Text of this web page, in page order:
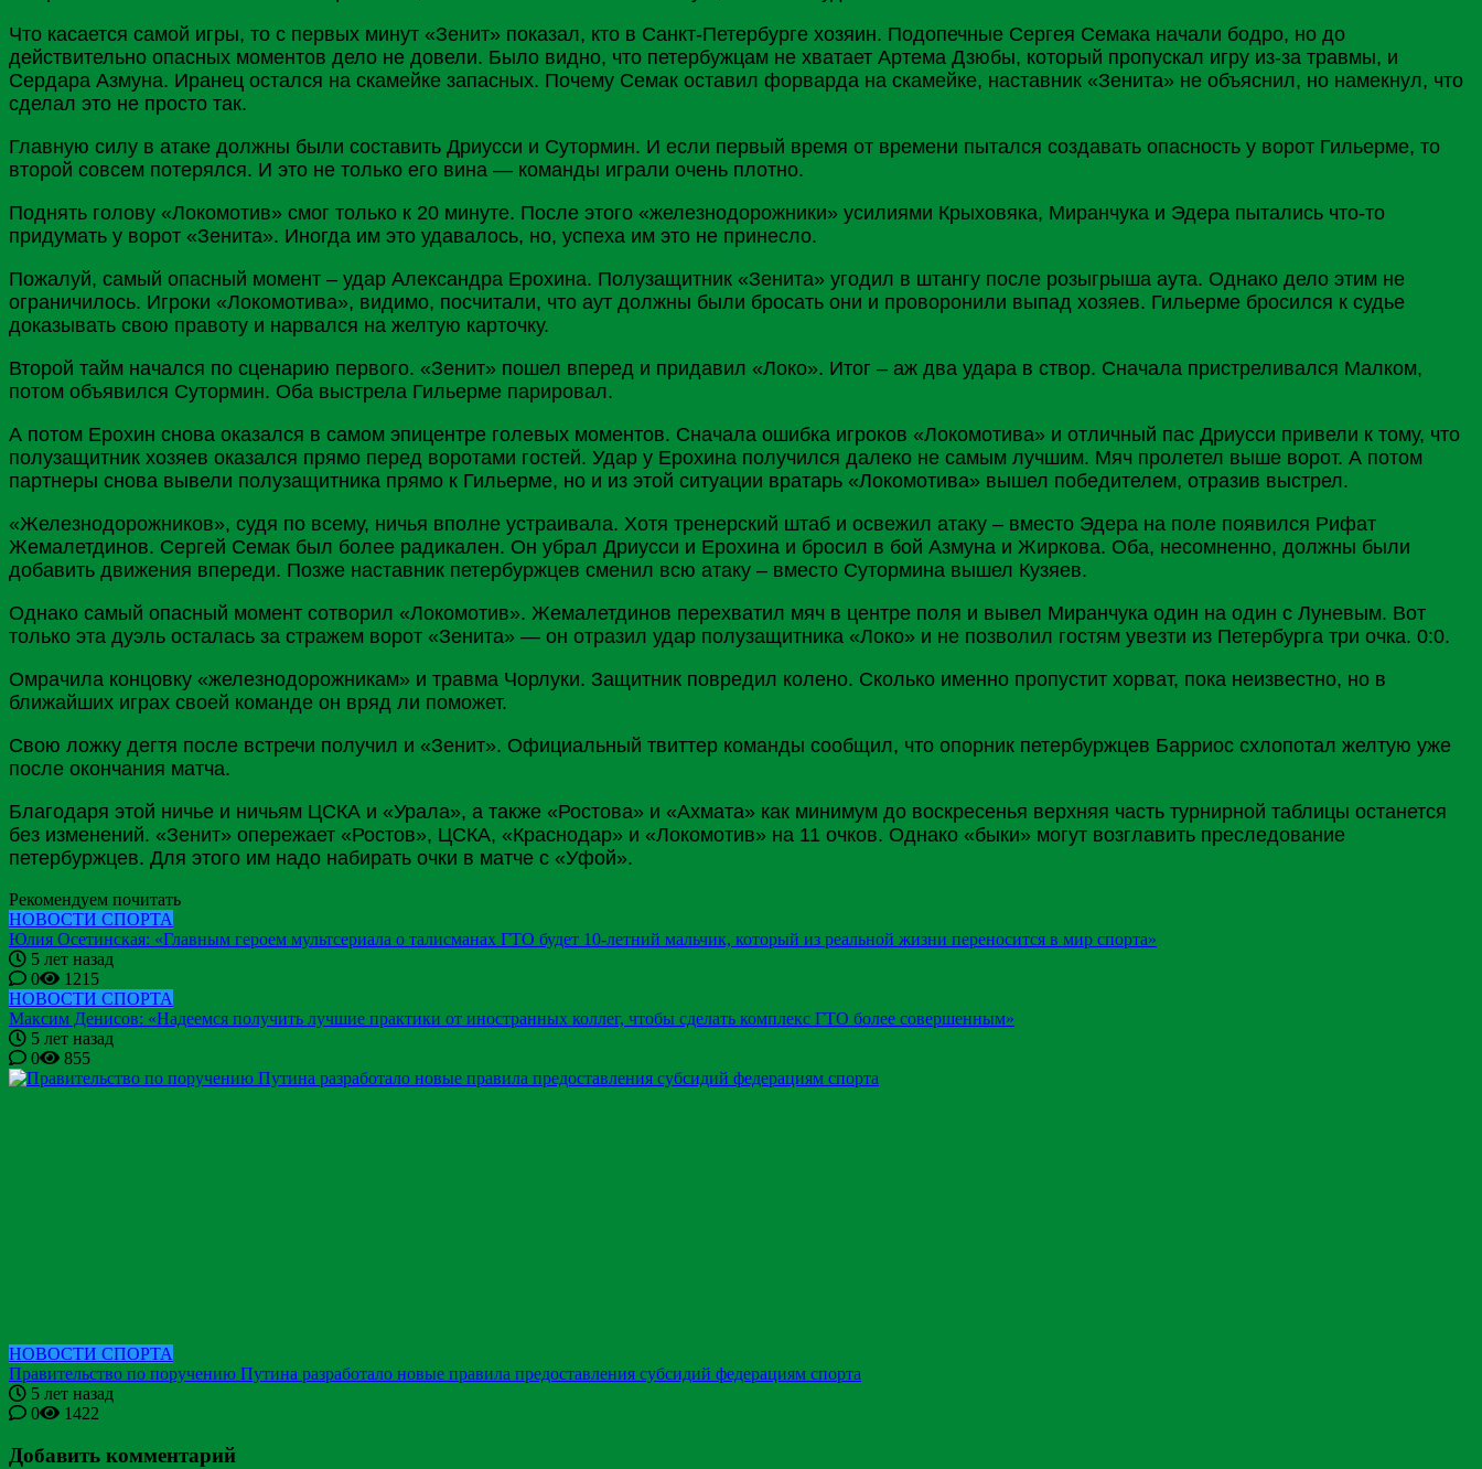
Что касается самой игры, то с первых минут «Зенит» показал, кто в Санкт-Петербурге хозяин. Подопечные Сергея Семака начали бодро, но до
действительно опасных моментов дело не довели. Было видно, что петербужцам не хватает Артема Дзюбы, который пропускал игру из-за травмы, и
Сердара Азмуна. Иранец остался на скамейке запасных. Почему Семак оставил форварда на скамейке, наставник «Зенита» не объяснил, но намекнул, что
сделал это не просто так.
Главную силу в атаке должны были составить Дриусси и Сутормин. И если первый время от времени пытался создавать опасность у ворот Гильерме, то
второй совсем потерялся. И это не только его вина — команды играли очень плотно.
Поднять голову «Локомотив» смог только к 20 минуте. После этого «железнодорожники» усилиями Крыховяка, Миранчука и Эдера пытались что-то
придумать у ворот «Зенита». Иногда им это удавалось, но, успеха им это не принесло.
Пожалуй, самый опасный момент – удар Александра Ерохина. Полузащитник «Зенита» угодил в штангу после розыгрыша аута. Однако дело этим не
ограничилось. Игроки «Локомотива», видимо, посчитали, что аут должны были бросать они и проворонили выпад хозяев. Гильерме бросился к судье
доказывать свою правоту и нарвался на желтую карточку.
Второй тайм начался по сценарию первого. «Зенит» пошел вперед и придавил «Локо». Итог – аж два удара в створ. Сначала пристреливался Малком,
потом объявился Сутормин. Оба выстрела Гильерме парировал.
А потом Ерохин снова оказался в самом эпицентре голевых моментов. Сначала ошибка игроков «Локомотива» и отличный пас Дриусси привели к тому, что
полузащитник хозяев оказался прямо перед воротами гостей. Удар у Ерохина получился далеко не самым лучшим. Мяч пролетел выше ворот. А потом
партнеры снова вывели полузащитника прямо к Гильерме, но и из этой ситуации вратарь «Локомотива» вышел победителем, отразив выстрел.
«Железнодорожников», судя по всему, ничья вполне устраивала. Хотя тренерский штаб и освежил атаку – вместо Эдера на поле появился Рифат
Жемалетдинов. Сергей Семак был более радикален. Он убрал Дриусси и Ерохина и бросил в бой Азмуна и Жиркова. Оба, несомненно, должны были
добавить движения впереди. Позже наставник петербуржцев сменил всю атаку – вместо Сутормина вышел Кузяев.
Однако самый опасный момент сотворил «Локомотив». Жемалетдинов перехватил мяч в центре поля и вывел Миранчука один на один с Луневым. Вот
только эта дуэль осталась за стражем ворот «Зенита» — он отразил удар полузащитника «Локо» и не позволил гостям увезти из Петербурга три очка. 0:0.
Омрачила концовку «железнодорожникам» и травма Чорлуки. Защитник повредил колено. Сколько именно пропустит хорват, пока неизвестно, но в
ближайших играх своей команде он вряд ли поможет.
Свою ложку дегтя после встречи получил и «Зенит». Официальный твиттер команды сообщил, что опорник петербуржцев Барриос схлопотал желтую уже
после окончания матча.
Благодаря этой ничье и ничьям ЦСКА и «Урала», а также «Ростова» и «Ахмата» как минимум до воскресенья верхняя часть турнирной таблицы останется
без изменений. «Зенит» опережает «Ростов», ЦСКА, «Краснодар» и «Локомотив» на 11 очков. Однако «быки» могут возглавить преследование
петербуржцев. Для этого им надо набирать очки в матче с «Уфой».
Рекомендуем почитать
НОВОСТИ СПОРТА
Юлия Осетинская: «Главным героем мультсериала о талисманах ГТО будет 10-летний мальчик, который из реальной жизни переносится в мир спорта»
5 лет назад
0
1215
НОВОСТИ СПОРТА
Максим Денисов: «Надеемся получить лучшие практики от иностранных коллег, чтобы сделать комплекс ГТО более совершенным»
5 лет назад
0
855
НОВОСТИ СПОРТА
Правительство по поручению Путина разработало новые правила предоставления субсидий федерациям спорта
5 лет назад
0
1422
Добавить комментарий